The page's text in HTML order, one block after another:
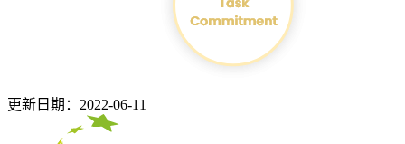
更新日期：2022-06-11